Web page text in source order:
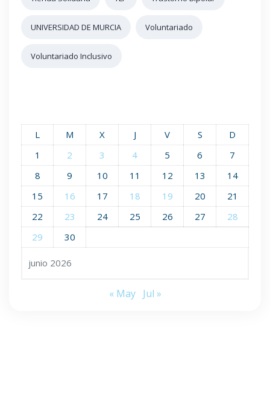
UNIVERSIDAD DE MURCIA Voluntariado
Voluntariado Inclusivo
junio 2026
L M X J V S
D
1
2 3 4 5 6
7
8
9 10 11 12 13
14
15
16 17 18 19 20
21
22
23 24 25 26 27
28
29
30
« May Jul »